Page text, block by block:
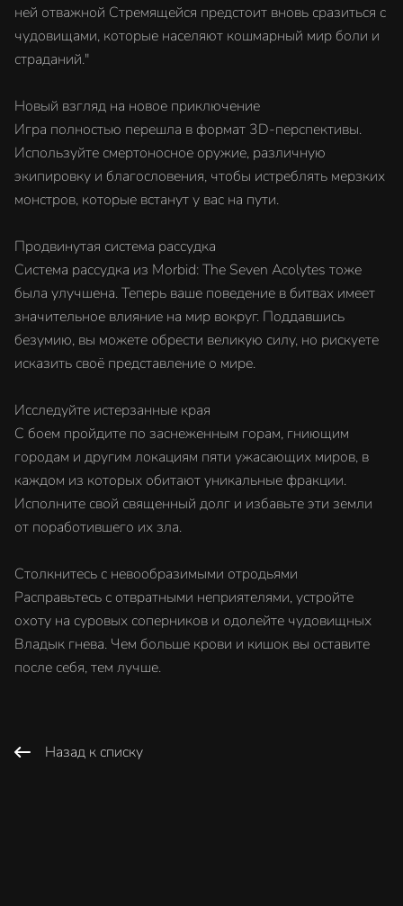
ней отважной Стремящейся предстоит вновь сразиться с
чудовищами, которые населяют кошмарный мир боли и
страданий."
Новый взгляд на новое приключение
Игра полностью перешла в формат 3D-перспективы.
Используйте смертоносное оружие, различную
экипировку и благословения, чтобы истреблять мерзких
монстров, которые встанут у вас на пути.
Продвинутая система рассудка
Система рассудка из Morbid: The Seven Acolytes тоже
была улучшена. Теперь ваше поведение в битвах имеет
значительное влияние на мир вокруг. Поддавшись
безумию, вы можете обрести великую силу, но рискуете
исказить своё представление о мире.
Исследуйте истерзанные края
С боем пройдите по заснеженным горам, гниющим
городам и другим локациям пяти ужасающих миров, в
каждом из которых обитают уникальные фракции.
Исполните свой священный долг и избавьте эти земли
от поработившего их зла.
Столкнитесь с невообразимыми отродьями
Расправьтесь с отвратными неприятелями, устройте
охоту на суровых соперников и одолейте чудовищных
Владык гнева. Чем больше крови и кишок вы оставите
после себя, тем лучше.
Назад к списку